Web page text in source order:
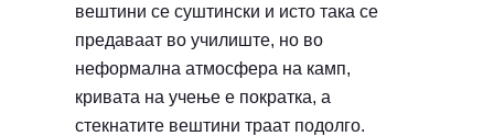
вештини се суштински и исто така се
предаваат во училиште, но во
неформална атмосфера на камп,
кривата на учење е пократка, а
стекнатите вештини траат подолго.